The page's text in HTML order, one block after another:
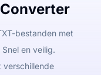
bestanden met
en veilig.
verschillende